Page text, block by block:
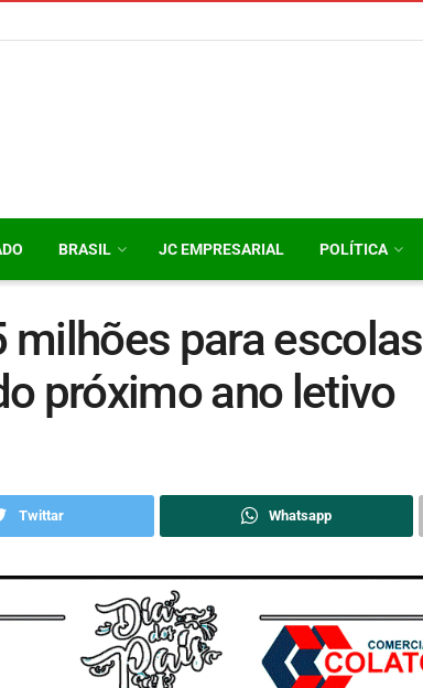
BRASIL JC EMPRESARIAL POLÍTICA
milhões para escolas
próximo ano letivo
Twittar Whatsapp